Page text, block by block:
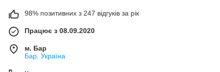
98% позитивних з 247 відгуків за рік
Працює з 08.09.2020
м. Бар
Бар, Україна